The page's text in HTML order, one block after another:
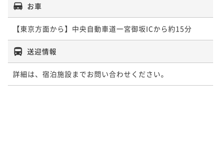
お車
【東京方面から】中央自動車道一宮御坂ICから約15分
送迎情報
詳細は、宿泊施設までお問い合わせください。